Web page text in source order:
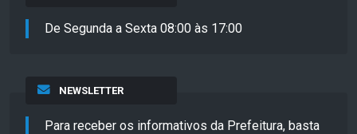
De Segunda a Sexta 08:00 às 17:00
NEWSLETTER
Para receber os informativos da Prefeitura, basta